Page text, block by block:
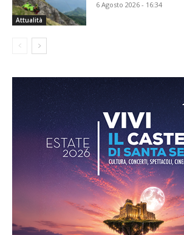
Attualità
6 Agosto 2026 - 16:34